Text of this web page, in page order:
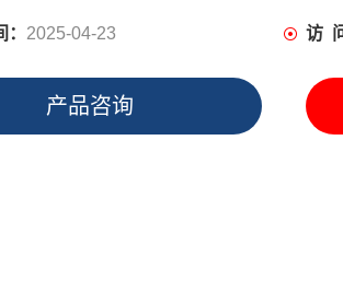
2025-04-23 访
产品咨询